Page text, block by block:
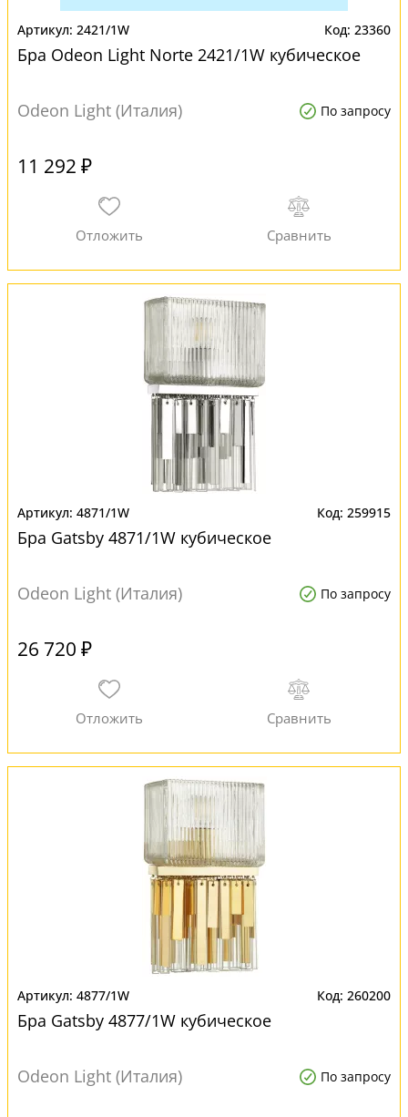
2421/1W 23360
Бра Odeon Light Norte 2421/1W кубическое
Odeon Light (Италия) По запросу
11 292 ₽
4871/1W 259915
Бра Gatsby 4871/1W кубическое
Odeon Light (Италия) По запросу
26 720 ₽
4877/1W 260200
Бра Gatsby 4877/1W кубическое
Odeon Light (Италия) По запросу